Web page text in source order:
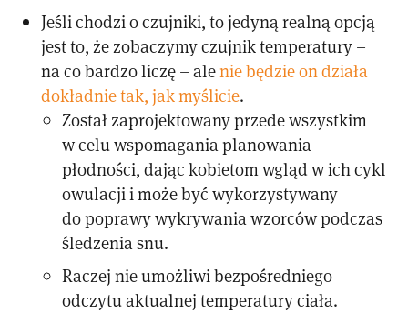
Jeśli chodzi o czujniki, to jedyną realną opcją
jest to, że zobaczymy czujnik temperatury –
na co bardzo liczę – alenie będzie on działa
dokładnie tak, jak myślicie.
Został zaprojektowany przede wszystkim
w celu wspomagania planowania
płodności, dając kobietom wgląd w ich cykl
owulacji i może być wykorzystywany
do poprawy wykrywania wzorców podczas
śledzenia snu.
Raczej nie umożliwi bezpośredniego
odczytu aktualnej temperatury ciała.